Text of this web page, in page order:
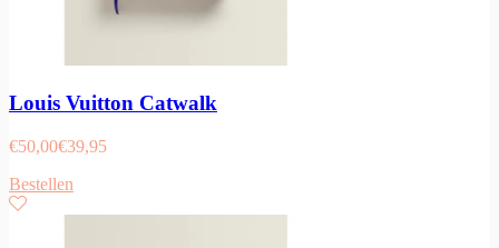
Louis Vuitton Catwalk
€50,00€39,95
Bestellen